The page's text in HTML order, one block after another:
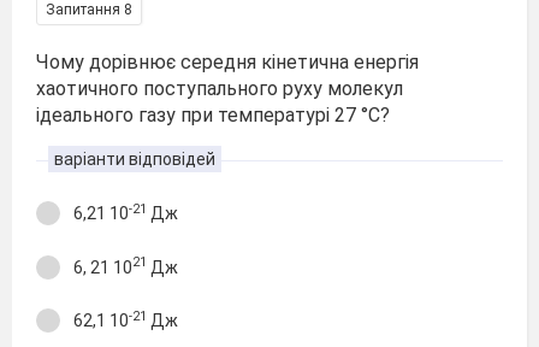
Запитання 8
Чому дорівнює середня кінетична енергія
хаотичного поступального руху молекул
ідеального газу при температурі 27 °С?
варіанти відповідей
6,21 10-21 Дж
6, 21 1021 Дж
62,1 10-21 Дж